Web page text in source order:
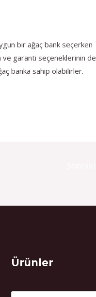
bir ağaç bank seçerken
ve garanti seçeneklerinin de
banka sahip olabilirler.
Ürünler
Select